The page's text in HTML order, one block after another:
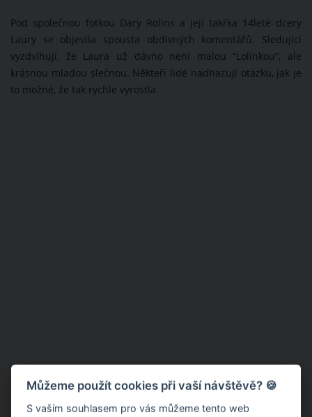
Pod společnou fotkou Dary Rolins a její takřka 14leté dcery
Laury se objevila spousta obdivných komentářů. Sledující
vyzdvihují, že Laura už dávno není malou “Lolinkou”, ale
krásnou mladou slečnou. Někteří lidé nadhazují otázku, jak je
to možné, že tak rychle vyrostla.
Můžeme použít cookies při vaší návštěvě? 🍪
S vaším souhlasem pro vás můžeme tento web